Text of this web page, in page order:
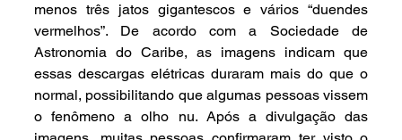
menos três jatos gigantescos e vários “duendes
vermelhos”. De acordo com a Sociedade de
Astronomia do Caribe, as imagens indicam que
essas descargas elétricas duraram mais do que o
normal, possibilitando que algumas pessoas vissem
o fenômeno a olho nu. Após a divulgação das